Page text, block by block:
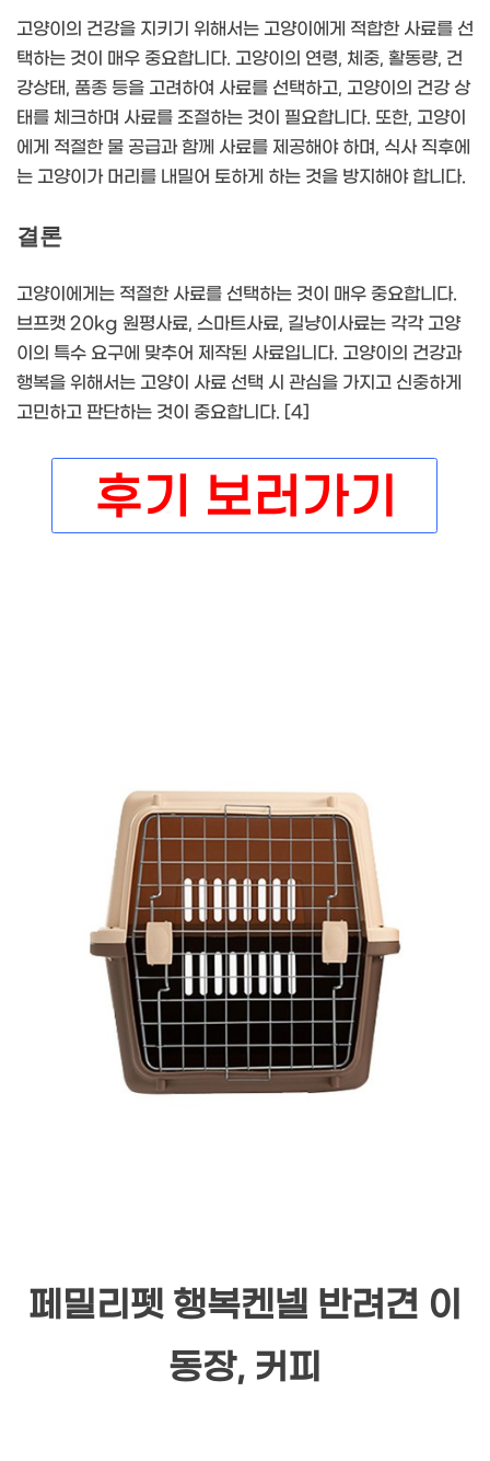
고양이의 건강을 지키기 위해서는 고양이에게 적합한 사료를 선
택하는 것이 매우 중요합니다. 고양이의 연령, 체중, 활동량, 건
강상태, 품종 등을 고려하여 사료를 선택하고, 고양이의 건강 상
태를 체크하며 사료를 조절하는 것이 필요합니다. 또한, 고양이
에게 적절한 물 공급과 함께 사료를 제공해야 하며, 식사 직후에
는 고양이가 머리를 내밀어 토하게 하는 것을 방지해야 합니다.
결론
고양이에게는 적절한 사료를 선택하는 것이 매우 중요합니다.
브프캣 20kg 원평사료, 스마트사료, 길냥이사료는 각각 고양
이의 특수 요구에 맞추어 제작된 사료입니다. 고양이의 건강과
행복을 위해서는 고양이 사료 선택 시 관심을 가지고 신중하게
고민하고 판단하는 것이 중요합니다. [4]
페밀리펫 행복켄넬 반려견 이
동장, 커피